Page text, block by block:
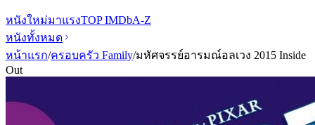
หนังใหม่มาแรงTOP IMDbA-Z
หนังทั้งหมด
หน้าแรก/ครอบครัว Family/มหัศจรรย์อารมณ์อลเวง 2015 Inside
Out